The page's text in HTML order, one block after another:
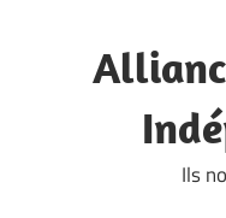
content
Ils